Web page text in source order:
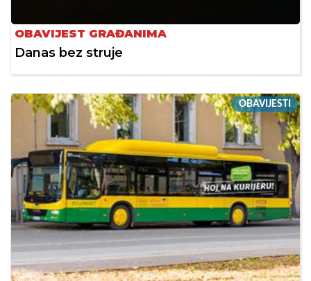
OBAVIJEST GRAĐANIMA
Danas bez struje
OBAVIJESTI